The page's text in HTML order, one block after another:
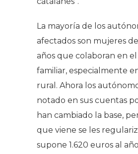
La mayoría de los
afectados son mujeres
años que colaboran en
familiar, especialmente
rural. Ahora los
notado en sus cuentas
han cambiado la base,
que viene se les
supone 1.620 euros al